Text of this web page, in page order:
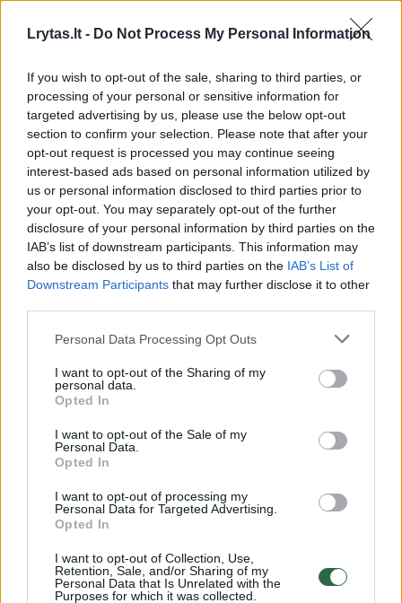
Lrytas.lt - Do Not Process My Personal Information
If you wish to opt-out of the sale, sharing to third parties, or
processing of your personal or sensitive information for
targeted advertising by us, please use the below opt-out
section to confirm your selection. Please note that after your
opt-out request is processed you may continue seeing
interest-based ads based on personal information utilized by
us or personal information disclosed to third parties prior to
your opt-out. You may separately opt-out of the further
disclosure of your personal information by third parties on the
IAB’s list of downstream participants. This information may
also be disclosed by us to third parties on the IAB’s List of
Downstream Participants that may further disclose it to other
Personal Data Processing Opt Outs
I want to opt-out of the Sharing of my
personal data.
Opted In
I want to opt-out of the Sale of my
Personal Data.
Opted In
I want to opt-out of processing my
Personal Data for Targeted Advertising.
Opted In
I want to opt-out of Collection, Use,
Retention, Sale, and/or Sharing of my
Personal Data that Is Unrelated with the
Purposes for which it was collected.
pastebėti virš karinės bazės
Pasaulis
Visi įrašai
Žiūrimiausi įrašai
00:00:30
Vaizdai iš tragiškos avarijos Vilniaus r.: dviejų moterų ir
00:00:57
Savaitės vidurys nusimato karštas: temperatūra kils iki
Žinios | Orai
00:15:54
V. Zalužno pasisakymą laiko bandymu įsitvirtinti
Ukrainos politikoje: jis yra neteisus
Laidos | Nauja diena